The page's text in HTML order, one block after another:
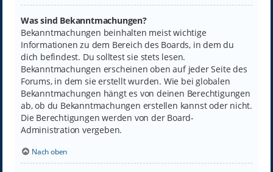
Was sind Bekanntmachungen?
Bekanntmachungen beinhalten meist wichtige
Informationen zu dem Bereich des Boards, in dem du
dich befindest. Du solltest sie stets lesen.
Bekanntmachungen erscheinen oben auf jeder Seite des
Forums, in dem sie erstellt wurden. Wie bei globalen
Bekanntmachungen hängt es von deinen Berechtigungen
ab, ob du Bekanntmachungen erstellen kannst oder nicht.
Die Berechtigungen werden von der Board-
Administration vergeben.
Nach oben